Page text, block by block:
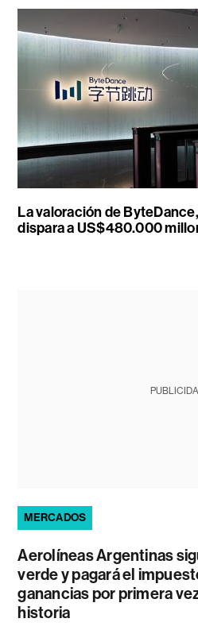
La valoración de
dispara a US$480.000
MERCADOS
Aerolíneas Argentinas
verde y pagará el
ganancias por primera
historia